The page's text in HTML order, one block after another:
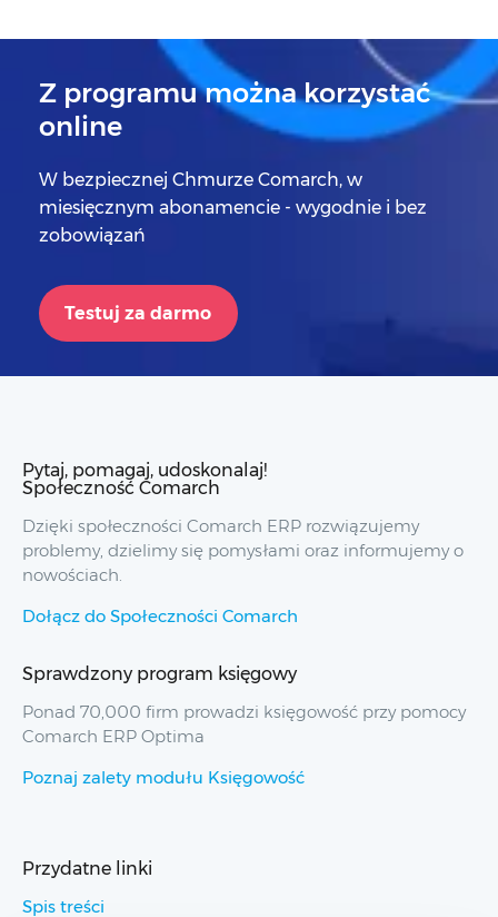
Z programu można korzystać
online
W bezpiecznej Chmurze Comarch, w
miesięcznym abonamencie - wygodnie i bez
zobowiązań
Testuj za darmo
Pytaj, pomagaj, udoskonalaj!
Społeczność Comarch
Dzięki społeczności Comarch ERP rozwiązujemy
problemy, dzielimy się pomysłami oraz informujemy o
nowościach.
Dołącz do Społeczności Comarch
Sprawdzony program księgowy
Ponad 70,000 firm prowadzi księgowość przy pomocy
Comarch ERP Optima
Poznaj zalety modułu Księgowość
Przydatne linki
Spis treści